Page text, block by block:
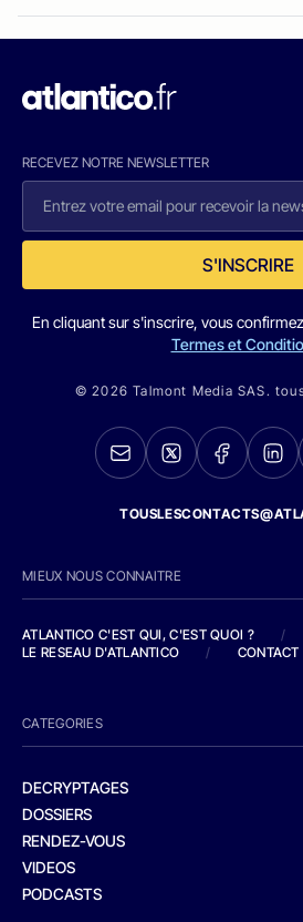
RECEVEZ NOTRE NEWSLETTER
S'INSCRIRE
En cliquant sur s'inscrire, vous
Termes et
© 2026 Talmont Media SAS.
MIEUX NOUS CONNAITRE
ATLANTICO C'EST QUI, C'EST QUOI ?
/
LE RESEAU D'ATLANTICO
/ CONTACT
CATEGORIES
DECRYPTAGES
DOSSIERS
RENDEZ-VOUS
VIDEOS
PODCASTS